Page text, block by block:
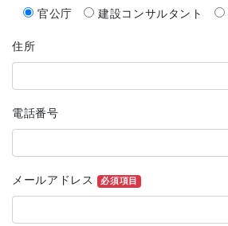
官公庁
建設コンサルタント
住所
電話番号
メールアドレス 必須項目